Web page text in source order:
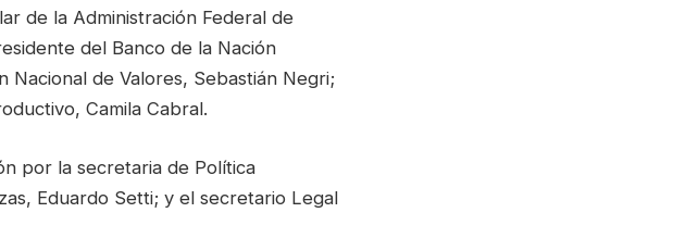
de la Administración Federal de
del Banco de la Nación
de Valores, Sebastián Negri;
Camila Cabral.
por la secretaria de Política
Eduardo Setti; y el secretario Legal